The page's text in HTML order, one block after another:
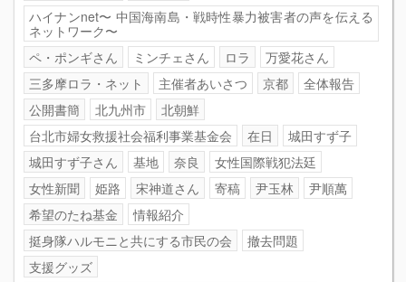
ハイナンnet〜 中国海南島・戦時性暴力被害者の声を伝える
ネットワーク〜
ペ・ポンギさん
ミンチェさん ロラ
万愛花さん
三多摩ロラ・ネット
主催者あいさつ 京都
全体報告
公開書簡
北九州市
北朝鮮
台北市婦女救援社会福利事業基金会
在日
城田すず子
城田すず子さん
基地 奈良
女性国際戦犯法廷
女性新聞
姫路 宋神道さん 寄稿 尹玉林
尹順萬
希望のたね基金
情報紹介
挺身隊ハルモニと共にする市民の会
撤去問題
支援グッズ